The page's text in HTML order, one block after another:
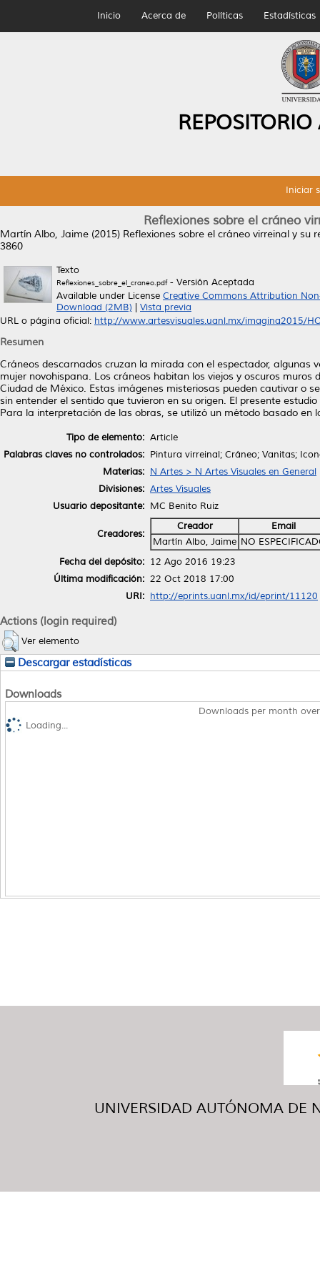
Inicio Acerca de Políticas Estadísticas
Iniciar
Reflexiones sobre el cráneo
Martín Albo, Jaime (2015) Reflexiones sobre el cráneo virreinal y su
3860
Texto
Reflexiones_sobre_el_craneo.pdf- Versión Aceptada
Available under License Creative Commons Attribution
Download (2MB)
Vista previa
URL o página oficial: http://www.artesvisuales.uanl.mx/imagina2015/
Resumen
Cráneos descarnados cruzan la mirada con el espectador,
mujer novohispana. Los cráneos habitan los viejos y oscuros
Ciudad de México. Estas imágenes misteriosas pueden cautivar o
sin entender el sentido que tuvieron en su origen. El presente
Para la interpretación de las obras, se utilizó un método basado en
Tipo de elemento: Article
Palabras claves no controlados: Pintura virreinal; Cráneo; Vanitas;
Materias: N Artes > N Artes Visuales en General
Divisiones: Artes Visuales
Usuario depositante: MC Benito Ruiz
Creadores:
Creador
Email
Martín Albo, Jaime NO
Fecha del depósito: 12 Ago 2016 19:23
Última modificación: 22 Oct 2018 17:00
URI: http://eprints.uanl.mx/id/eprint/11120
Actions (login required)
Ver elemento
Descargar estadísticas
Downloads
Downloads per month
Loading...
UNIVERSIDAD AUTÓNOMA DE